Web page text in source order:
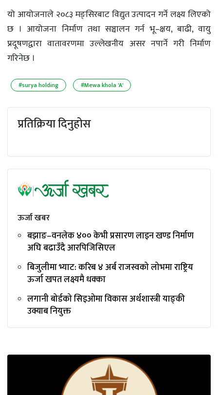
यो आयोजनाले २०८३ मङ्सिरबाट विद्युत उत्पादन गर्ने लक्ष्य लिएको
छ । आयोजना निर्माण तथा सञ्चालन गर्न भू–क्षय, बाढी, वायु
प्रदूषणद्वारा वातावरणमा उल्लेखनीय असर नपार्ने गरी निर्माण
गरिनेछ ।
#surya holding #Mewa khola 'A'
प्रतिक्रिया दिनुहोस
ऊर्जा खबर
बझाङ–वनलेक ४०० केभी प्रसारण लाइन खण्ड निर्माण
अघि बढाउँदै आरपिजिसिएल
बिजुलीमा भ्याट: करिब ४ अर्ब राजस्वको लोभमा राष्ट्रिय
ऊर्जा खपत लक्ष्यमै धक्का
लगानी बोर्डको सिइओमा विकास अर्थशास्त्री याङ्‌की
उक्याब नियुक्त